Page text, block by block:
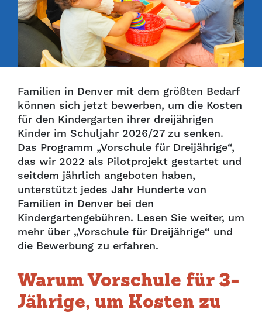
Familien in Denver mit dem größten Bedarf
können sich jetzt bewerben, um die Kosten
für den Kindergarten ihrer dreijährigen
Kinder im Schuljahr 2026/27 zu senken.
Das Programm „Vorschule für Dreijährige“,
das wir 2022 als Pilotprojekt gestartet und
seitdem jährlich angeboten haben,
unterstützt jedes Jahr Hunderte von
Familien in Denver bei den
Kindergartengebühren. Lesen Sie weiter, um
mehr über „Vorschule für Dreijährige“ und
die Bewerbung zu erfahren.
Warum Vorschule für 3-
Jährige, um Kosten zu